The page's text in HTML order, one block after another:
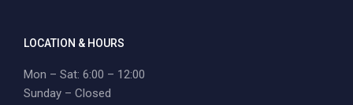
LOCATION & HOURS
Mon – Sat: 6:00 – 12:00
Sunday – Closed